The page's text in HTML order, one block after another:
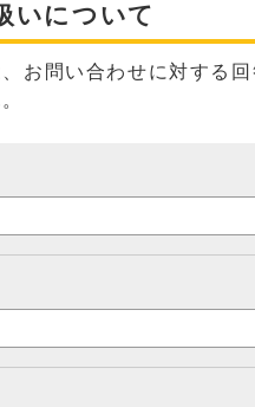
いについて
お問い合わせに対する
。